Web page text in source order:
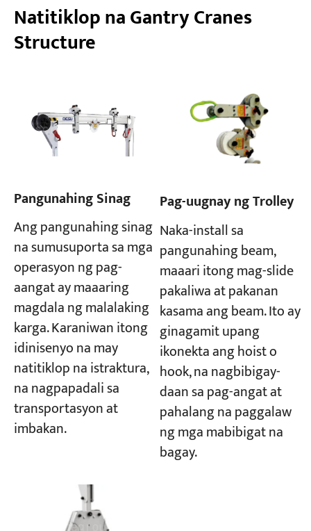
Natitiklop na Gantry Cranes
Structure
Pangunahing Sinag
Ang pangunahing sinag
na sumusuporta sa mga
operasyon ng pag-
aangat ay maaaring
magdala ng malalaking
karga. Karaniwan itong
idinisenyo na may
natitiklop na istraktura,
na nagpapadali sa
transportasyon at
imbakan.
Pag-uugnay ng Trolley
Naka-install sa
pangunahing beam,
maaari itong mag-slide
pakaliwa at pakanan
kasama ang beam. Ito ay
ginagamit upang
ikonekta ang hoist o
hook, na nagbibigay-
daan sa pag-angat at
pahalang na paggalaw
ng mga mabibigat na
bagay.